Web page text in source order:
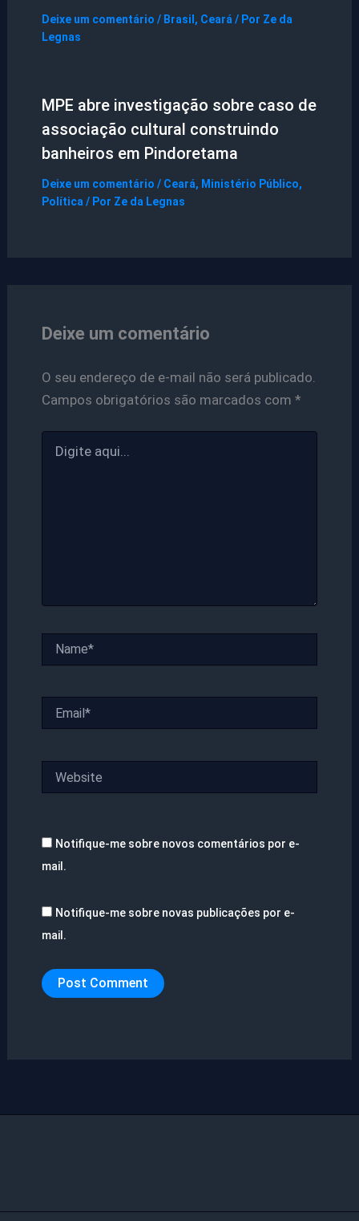
Deixe um comentário / Brasil , Ceará / Por Ze da
Legnas
MPE abre investigação sobre caso de
associação cultural construindo
banheiros em Pindoretama
Deixe um comentário / Ceará, Ministério Público,
Política / Por Ze da Legnas
Deixe um comentário
O seu endereço de e-mail não será publicado.
Campos obrigatórios são marcados com *
aqui...
Notifique-me sobre novos comentários por e-
mail.
Notifique-me sobre novas publicações por e-
mail.